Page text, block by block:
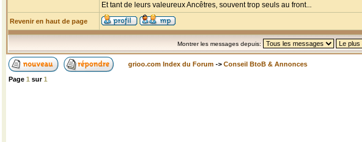
Et tant de leurs valeureux Ancêtres, souvent trop seuls au front...
Revenir en haut de page
Montrer les messages depuis:
grioo.com Index du Forum -> Conseil BtoB & Annonces
Page 1 sur1